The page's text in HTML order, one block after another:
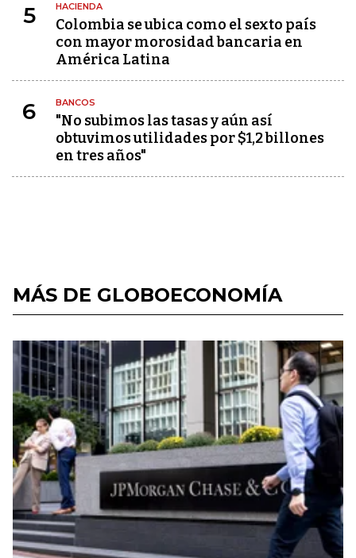
5 HACIENDA
Colombia se ubica como el sexto país
con mayor morosidad bancaria en
América Latina
6 BANCOS
"No subimos las tasas y aún así
obtuvimos utilidades por $1,2 billones
en tres años"
MÁS DE GLOBOECONOMÍA